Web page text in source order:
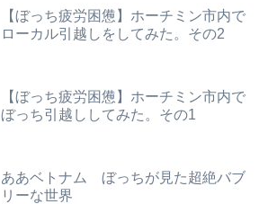
【ぼっち疲労困憊】ホーチミン市内で
ローカル引越しをしてみた。その2
【ぼっち疲労困憊】ホーチミン市内で
ぼっち引越ししてみた。その1
ああベトナム ぼっちが見た超絶バブ
リーな世界